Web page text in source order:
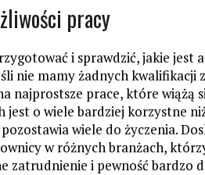
pracy
i sprawdzić, jakie jest
nie mamy żadnych kwalifikacji
najprostsze prace, które wiążą
o wiele bardziej korzystne
wiele do życzenia.
w różnych branżach,
zatrudnienie i pewność bardzo